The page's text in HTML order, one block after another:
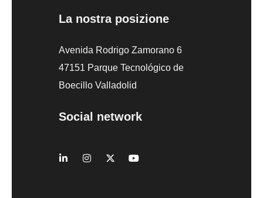
La nostra posizione
Avenida Rodrigo Zamorano 6
47151 Parque Tecnológico de
Boecillo Valladolid
Social network